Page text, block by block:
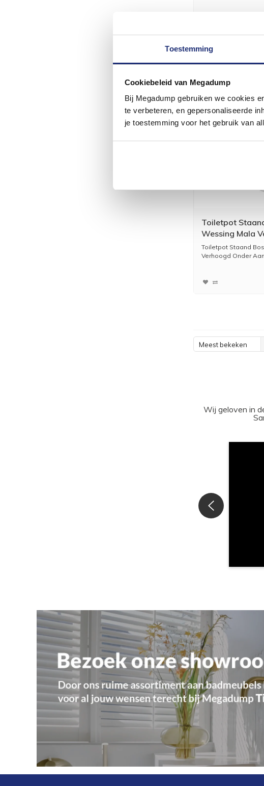
Toestemming
Cookiebeleid van Megadump
Bij Megadump gebruiken we cookies
te verbeteren, en gepersonaliseerde
je toestemming voor het gebruik van
Toiletpot
Wessing Mala
Aansluiting Wit
Toiletpot Staand
Verhoogd Onder
Meest bekeken
Wij geloven in